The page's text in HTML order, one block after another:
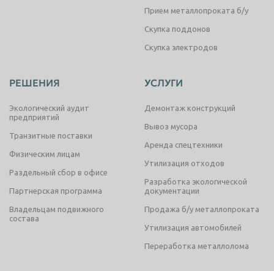
Прием металлопроката б/у
Скупка поддонов
Скупка электродов
РЕШЕНИЯ
Экологический аудит
предприятий
Транзитные поставки
Физическим лицам
Раздельный сбор в офисе
Партнерская программа
Владельцам подвижного
состава
УСЛУГИ
Демонтаж конструкций
Вывоз мусора
Аренда спецтехники
Утилизация отходов
Разработка экологической
документации
Продажа б/у металлопроката
Утилизация автомобилей
Переработка металлолома